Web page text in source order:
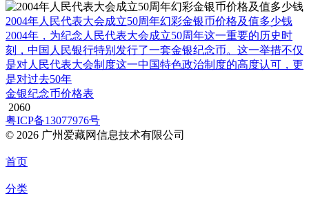
2004年人民代表大会成立50周年幻彩金银币价格及值多少钱
2004年，为纪念人民代表大会成立50周年这一重要的历史时
刻，中国人民银行特别发行了一套金银纪念币。这一举措不仅
是对人民代表大会制度这一中国特色政治制度的高度认可，更
是对过去50年
金银纪念币价格表
2060
粤ICP备13077976号
© 2026 广州爱藏网信息技术有限公司
首页
分类